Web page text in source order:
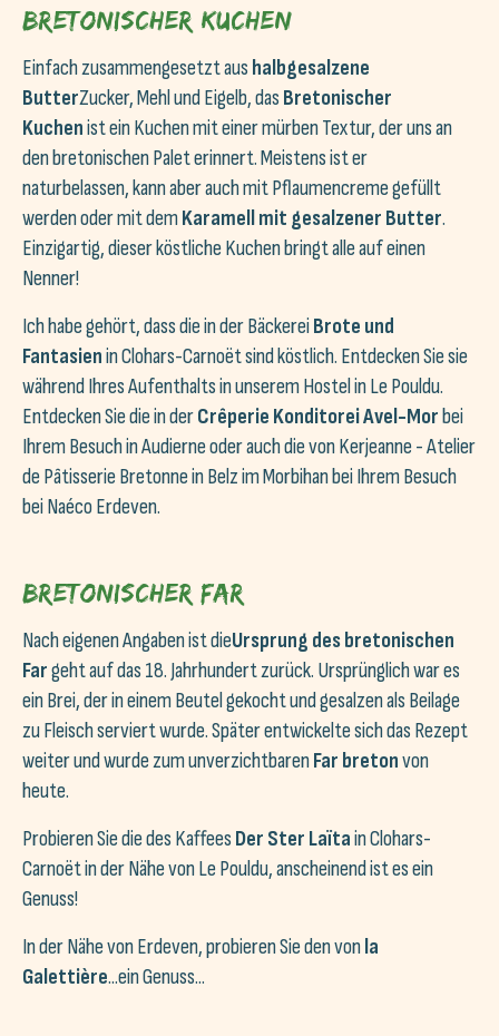
Bretonischer Kuchen
Einfach zusammengesetzt aus halbgesalzene
ButterZucker, Mehl und Eigelb, das Bretonischer
Kuchenist ein Kuchen mit einer mürben Textur, der uns an
den bretonischen Palet erinnert. Meistens ist er
naturbelassen, kann aber auch mit Pflaumencreme gefüllt
werden oder mit demKaramell mit gesalzener Butter.
Einzigartig, dieser köstliche Kuchen bringt alle auf einen
Nenner!
Ich habe gehört, dass die in der BäckereiBrote und
Fantasienin Clohars-Carnoët sind köstlich. Entdecken Sie sie
während Ihres Aufenthalts in unserem Hostel in Le Pouldu.
Entdecken Sie die in derCrêperie Konditorei Avel-Morbei
Ihrem Besuch in Audierne oder auch die von Kerjeanne - Atelier
de Pâtisserie Bretonne in Belz im Morbihan bei Ihrem Besuch
bei Naéco Erdeven.
Bretonischer Far
Nach eigenen Angaben ist dieUrsprung des bretonischen
Fargeht auf das 18. Jahrhundert zurück. Ursprünglich war es
ein Brei, der in einem Beutel gekocht und gesalzen als Beilage
zu Fleisch serviert wurde. Später entwickelte sich das Rezept
weiter und wurde zum unverzichtbarenFar bretonvon
heute.
Probieren Sie die des Kaffees Der Ster Laïtain Clohars-
Carnoët in der Nähe von Le Pouldu, anscheinend ist es ein
Genuss!
In der Nähe von Erdeven, probieren Sie den vonla
Galettière...ein Genuss...